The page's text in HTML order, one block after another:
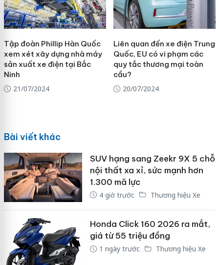
Tập đoàn Phillip Hàn Quốc
xem xét xây dựng nhà máy
sản xuất xe điện tại Bắc
Ninh
21/07/2024
Liên quan đến xe điện Trung
Quốc, EU có vi phạm các
quy tắc thương mại toàn
cầu?
20/07/2024
Bài viết khác
SUV hạng sang Zeekr 9X 5 chỗ
nội thất xa xỉ, sức mạnh hơn
1.300 mã lực
4 giờ trước Thương hiệu Xe
Honda Click 160 2026 ra mắt,
giá từ 55 triệu đồng
1 ngày trước Thương hiệu Xe